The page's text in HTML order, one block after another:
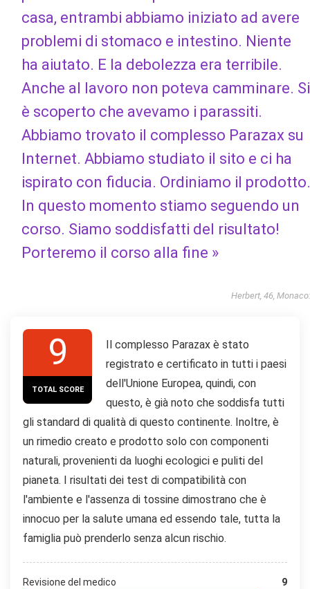
casa, entrambi abbiamo iniziato ad avere
problemi di stomaco e intestino. Niente
ha aiutato. E la debolezza era terribile.
Anche al lavoro non poteva camminare. Si
è scoperto che avevamo i parassiti.
Abbiamo trovato il complesso Parazax su
Internet. Abbiamo studiato il sito e ci ha
ispirato con fiducia. Ordiniamo il prodotto.
In questo momento stiamo seguendo un
corso. Siamo soddisfatti del risultato!
Porteremo il corso alla fine »
Herbert, 46, Monaco:
9
TOTAL SCORE
Il complesso Parazax è stato
registrato e certificato in tutti i paesi
dell'Unione Europea, quindi, con
questo, è già noto che soddisfa tutti
gli standard di qualità di questo continente. Inoltre, è
un rimedio creato e prodotto solo con componenti
naturali, provenienti da luoghi ecologici e puliti del
pianeta. I risultati dei test di compatibilità con
l'ambiente e l'assenza di tossine dimostrano che è
innocuo per la salute umana ed essendo tale, tutta la
famiglia può prenderlo senza alcun rischio.
Revisione del medico 9